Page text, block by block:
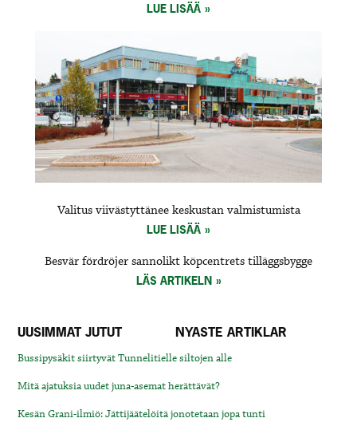
LUE LISÄÄ
Valitus viivästyttänee keskustan valmistumista
LUE LISÄÄ
Besvär fördröjer sannolikt köpcentrets tilläggsbygge
LÄS ARTIKELN
UUSIMMAT JUTUT NYASTE ARTIKLAR
Bussipysäkit siirtyvät Tunnelitielle siltojen alle
Mitä ajatuksia uudet juna-asemat herättävät?
Kesän Grani-ilmiö: Jättijäätelöitä jonotetaan jopa tunti